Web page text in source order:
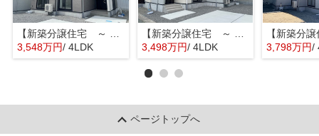
【新築分譲住宅 ～ LIGARE リガーレ～ 】山形市鈴川町2丁目 1期2棟
3,548万円/ 4LDK
【新築分譲住宅 ～ LIGARE リガーレ～ 】山形市鈴川町2丁目 1期2棟
3,498万円/ 4LDK 3,798万円/
ページトップへ